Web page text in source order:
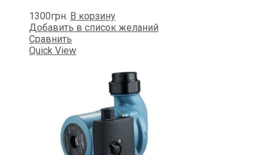
1300грн. В корзину
Добавить в список желаний
Сравнить
Quick View